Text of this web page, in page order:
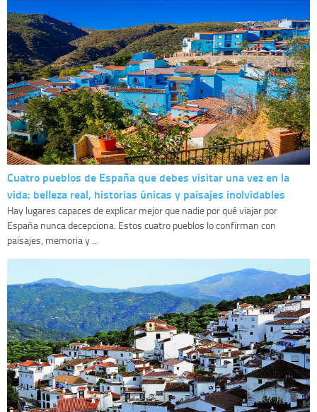
Cuatro pueblos de España que debes visitar una vez en la
vida: belleza real, historias únicas y paisajes inolvidables
Hay lugares capaces de explicar mejor que nadie por qué viajar por
España nunca decepciona. Estos cuatro pueblos lo confirman con
paisajes, memoria y ...